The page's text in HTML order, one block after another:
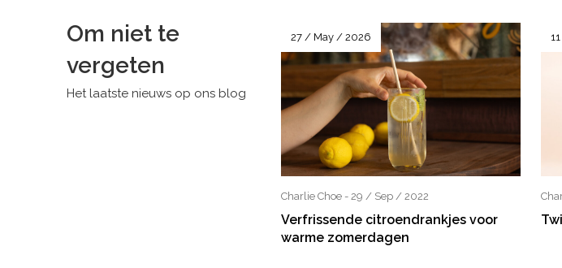
Om niet te
vergeten
Het laatste nieuws op ons blog
27 / May / 2026
Charlie Choe - 29 / Sep / 2022
Verfrissende citroendrankjes voor
warme zomerdagen